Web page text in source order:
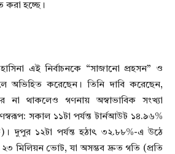
করা হচ্ছে।
হাসিনা এই নির্বাচনকে “সাজানো প্রহসন” ও
অভিহিত করেছেন। তিনি দাবি করেছেন,
না থাকলেও গণনায় অস্বাভাবিক সংখ্যা
সকাল ১১টা পর্যন্ত টার্নআউট ১৪.৯৬%
দুপুর ১২টা পর্যন্ত হঠাৎ ৩২.৮৮%-এ উঠে
মিলিয়ন ভোট, যা অসম্ভব দ্রুত গতি (প্রতি